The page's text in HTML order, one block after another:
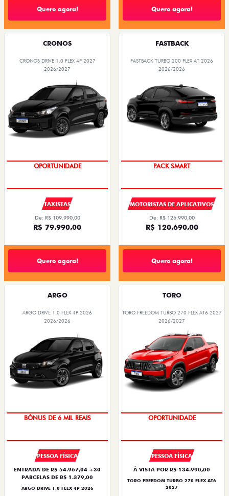
Quero agora! Quero agora!
CRONOS
CRONOS DRIVE 1.0 FLEX 4P 2027
2026/2027
OPORTUNIDADE
TAXISTAS
De: R$ 109.990,00
R$ 79.990,00
Quero agora!
FASTBACK
FASTBACK TURBO 200 FLEX AT 2026
2026/2026
PACK SMART
MOTORISTAS DE APLICATIVOS
De: R$ 126.990,00
R$ 120.690,00
Quero agora!
ARGO
ARGO DRIVE 1.0 FLEX 4P 2026
2026/2026
TAXA ZERO
PESSOA FÍSICA
ENTRADA DE R$ 54.967,04 +30
PARCELAS DE R$ 1.379,00
ARGO DRIVE 1.0 FLEX 4P 2026
TORO
TORO FREEDOM TURBO 270 FLEX AT6 2027
2026/2027
PESSOA FÍSICA
À VISTA POR R$ 134.990,00
TORO FREEDOM TURBO 270 FLEX AT6
2027